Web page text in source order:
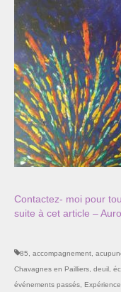
Contactez- moi pour
suite à cet article –
85 accompagnement
Chavagnes en Pailliers deuil
événements passés